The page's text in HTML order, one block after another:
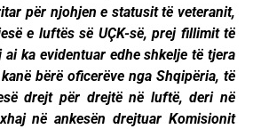
për njohjen e statusit të veteranit,
e luftës së UÇK-së, prej fillimit të
ka evidentuar edhe shkelje të tjera
bërë oficerëve nga Shqipëria, të
drejt për drejtë në luftë, deri në
në ankesën drejtuar Komisionit